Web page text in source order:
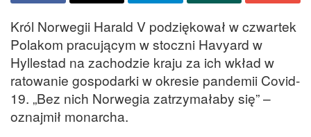
Król Norwegii Harald V podziękował w czwartek
Polakom pracującym w stoczni Havyard w
Hyllestad na zachodzie kraju za ich wkład w
ratowanie gospodarki w okresie pandemii Covid-
19. „Bez nich Norwegia zatrzymałaby się” –
oznajmił monarcha.